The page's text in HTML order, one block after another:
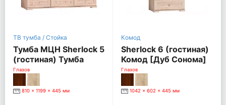
ТВ тумба / Стойка
Тумба МЦН Sherlock 5
(гостиная) Тумба
МЦН [Дуб Сонома]
Глазов
810 x 1199 x 445 мм
Комод
Sherlock 6 (гостиная)
Комод [Дуб Сонома]
Глазов
1042 x 602 x 445 мм